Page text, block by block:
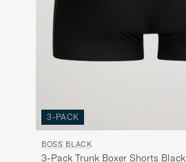
3-PACK
BOSS BLACK
3-Pack Trunk Boxer Shorts Black